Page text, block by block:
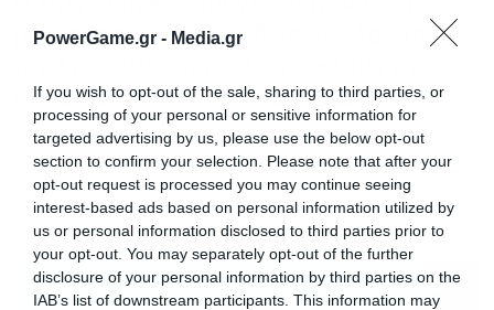
PowerGame.gr - Media.gr
If you wish to opt-out of the sale, sharing to third parties, or
processing of your personal or sensitive information for
targeted advertising by us, please use the below opt-out
section to confirm your selection. Please note that after your
opt-out request is processed you may continue seeing
interest-based ads based on personal information utilized by
us or personal information disclosed to third parties prior to
your opt-out. You may separately opt-out of the further
disclosure of your personal information by third parties on the
IAB’s list of downstream participants. This information may
μνήμη, η τακτική του “δώσ’ τα όλα” από
ΕΛΑΣ και η κριτική εκ των έσω
Ο Νόμος Κατσέλη και οι υποσχέσεις Ανδρουλάκη, το
δεύτερο καρφί του Λιάκου κατά του Τσίπρα και το δόγμα
του «σεμνά και ταπεινά»
NEWSROOM